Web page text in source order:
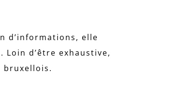
d’informations, elle
d’être exhaustive,
bruxellois.